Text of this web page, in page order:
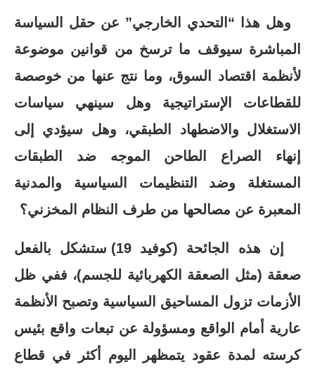
وهل هذا “التحدي الخارجي” عن حقل السياسة
المباشرة سيوقف ما ترسخ من قوانين موضوعة
لأنظمة اقتصاد السوق، وما نتج عنها من خوصصة
للقطاعات الإستراتيجية وهل سينهي سياسات
الاستغلال والاضطهاد الطبقي، وهل سيؤدي إلى
إنهاء الصراع الطاحن الموجه ضد الطبقات
المستغلة وضد التنظيمات السياسية والمدنية
المعبرة عن مصالحها من طرف النظام المخزني؟
إن هذه الجائحة (كوفيد 19) ستشكل بالفعل
صعقة (مثل الصعقة الكهربائية للجسم)، ففي ظل
الأزمات تزول المساحيق السياسية وتصبح الأنظمة
عارية أمام الواقع ومسؤولة عن تبعات واقع بئيس
كرسته لمدة عقود يتمظهر اليوم أكثر في قطاع